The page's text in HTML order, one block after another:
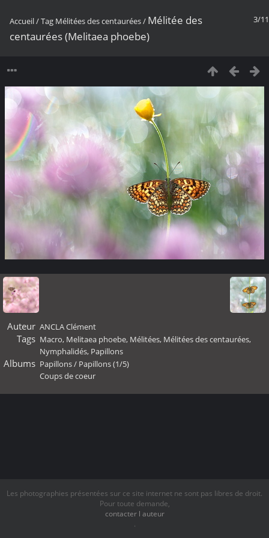
3/11
Accueil/Tag Mélitées des centaurées/ Mélitée des
centaurées (Melitaea phoebe)
Auteur ANCLA Clément
Tags Macro, Melitaea phoebe, Mélitées, Mélitées des centaurées,
Nymphalidés, Papillons
Albums Papillons/ Papillons (1/5)
Coups de coeur
Les photographies présentées sur ce site internet ne sont pas libres de droit.
Pour toute demande,
contacter l auteur
.